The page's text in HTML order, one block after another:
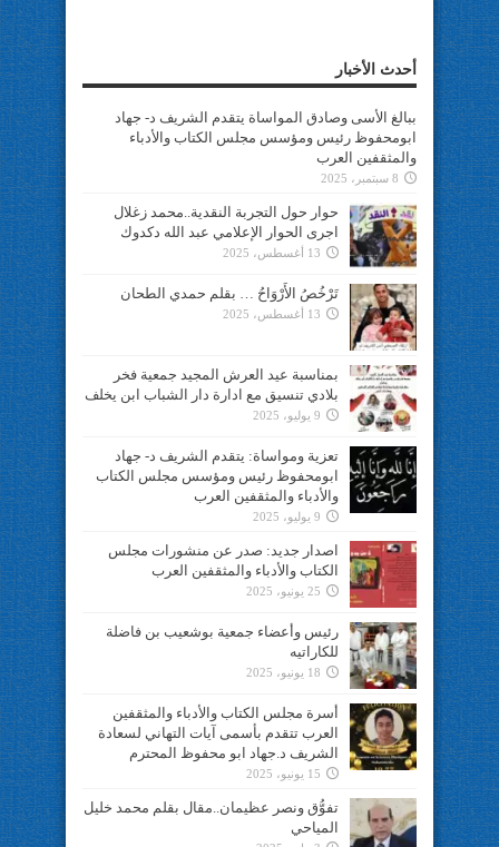
أحدث الأخبار
ببالغ الأسى وصادق المواساة يتقدم الشريف د- جهاد
ابومحفوظ رئيس ومؤسس مجلس الكتاب والأدباء
والمثقفين العرب
8 سبتمبر، 2025
حوار حول التجربة النقدية..محمد زغلال
اجرى الحوار الإعلامي عبد الله دكدوك
13 أغسطس، 2025
تَرْخُصُ الأَرْوَاحُ … بقلم حمدي الطحان
13 أغسطس، 2025
بمناسبة عيد العرش المجيد جمعية فخر
بلادي تنسيق مع ادارة دار الشباب ابن يخلف
9 يوليو، 2025
تعزية ومواساة: يتقدم الشريف د- جهاد
ابومحفوظ رئيس ومؤسس مجلس الكتاب
والأدباء والمثقفين العرب
9 يوليو، 2025
اصدار جديد: صدر عن منشورات مجلس
الكتاب والأدباء والمثقفين العرب
25 يونيو، 2025
رئيس وأعضاء جمعية بوشعيب بن فاضلة
للكاراتيه
18 يونيو، 2025
أسرة مجلس الكتاب والأدباء والمثقفين
العرب تتقدم بأسمى آيات التهاني لسعادة
الشريف د.جهاد ابو محفوظ المحترم
15 يونيو، 2025
تفوُّق ونصر عظيمان..مقال بقلم محمد خليل
المياحي